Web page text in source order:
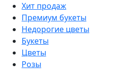
Хит продаж
Премиум букеты
Недорогие цветы
Букеты
Цветы
Розы